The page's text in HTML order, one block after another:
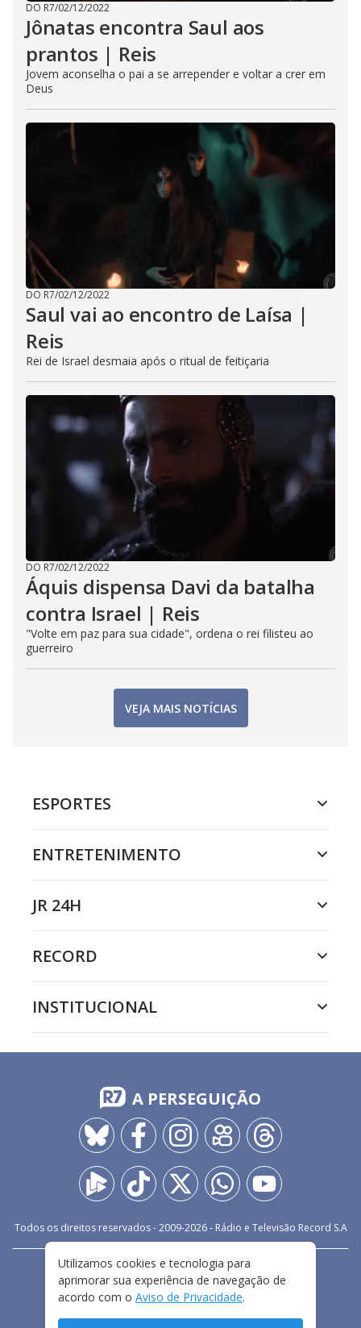
DO R7/02/12/2022
Jônatas encontra Saul aos
prantos | Reis
Jovem aconselha o pai a se arrepender e voltar a crer em
Deus
DO R7/02/12/2022
Saul vai ao encontro de Laísa |
Reis
Rei de Israel desmaia após o ritual de feitiçaria
DO R7/02/12/2022
Áquis dispensa Davi da batalha
contra Israel | Reis
"Volte em paz para sua cidade", ordena o rei filisteu ao
guerreiro
VEJA MAIS NOTÍCIAS
ESPORTES
ENTRETENIMENTO
JR 24H
RECORD
INSTITUCIONAL
A PERSEGUIÇÃO
Todos os direitos reservados - 2009-2026- Rádio e Televisão Record S.A
FALE CONOSCO
PRIVACIDADE
TERMOS E CONDIÇÕES DE USO
Utilizamos cookies e tecnologia para
aprimorar sua experiência de navegação de
acordo com o Aviso de Privacidade.